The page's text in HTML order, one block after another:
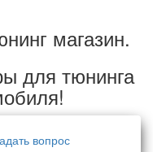
магазин.
для тюнинга
вопрос